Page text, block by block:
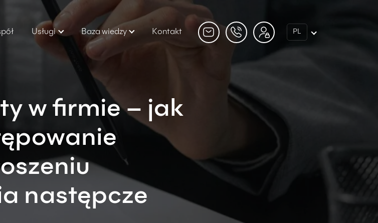
Usługi Baza wiedzy Kontakt PL
w firmie – jak
następcze